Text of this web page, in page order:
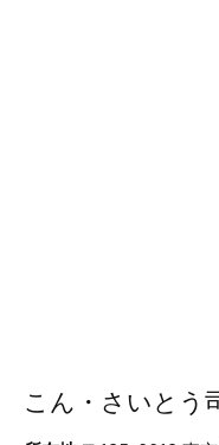
こん・さいとう